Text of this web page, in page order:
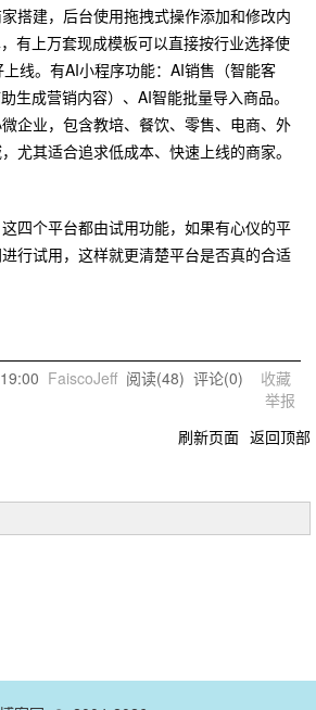
搭建，后台使用拖拽式操作添加和修改内
有上万套现成模板可以直接按行业选择使
线。有AI小程序功能：AI销售（智能客
生成营销内容）、AI智能批量导入商品。
企业，包含教培、餐饮、零售、电商、外
尤其适合追求低成本、快速上线的商家。
四个平台都由试用功能，如果有心仪的平
行试用，这样就更清楚平台是否真的合适
FaiscoJeff 阅读(48) 评论(0) 收藏
举报
刷新页面 返回顶部